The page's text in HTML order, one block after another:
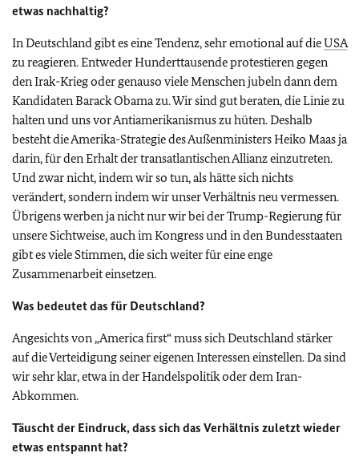
etwas nachhaltig?
In Deutschland gibt es eine Tendenz, sehr emotional auf dieUSA
zu reagieren. Entweder Hunderttausende protestieren gegen
den Irak-Krieg oder genauso viele Menschen jubeln dann dem
Kandidaten Barack Obama zu. Wir sind gut beraten, die Linie zu
halten und uns vor Antiamerikanismus zu hüten. Deshalb
besteht die Amerika-Strategie des Außenministers Heiko Maas ja
darin, für den Erhalt der transatlantischen Allianz einzutreten.
Und zwar nicht, indem wir so tun, als hätte sich nichts
verändert, sondern indem wir unser Verhältnis neu vermessen.
Übrigens werben ja nicht nur wir bei der Trump-Regierung für
unsere Sichtweise, auch im Kongress und in den Bundesstaaten
gibt es viele Stimmen, die sich weiter für eine enge
Zusammenarbeit einsetzen.
Was bedeutet das für Deutschland?
Angesichts von „America first“ muss sich Deutschland stärker
auf die Verteidigung seiner eigenen Interessen einstellen. Da sind
wir sehr klar, etwa in der Handelspolitik oder dem Iran-
Abkommen.
Täuscht der Eindruck, dass sich das Verhältnis zuletzt wieder
etwas entspannt hat?